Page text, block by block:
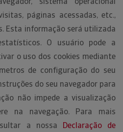
páginas acessadas, etc.,
Esta informação será utilizada
O usuário pode a
o uso dos cookies mediante
de configuração do seu
do seu navegador para
não impede a visualização
na navegação. Para mais
a nossa Declaração de